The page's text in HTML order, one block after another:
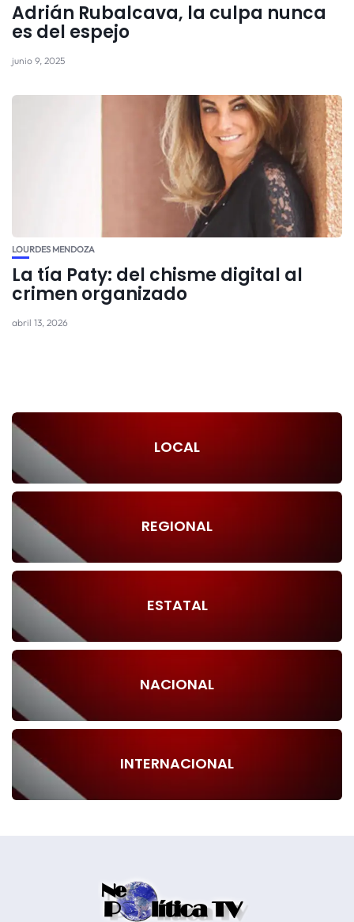
Adrián Rubalcava, la culpa nunca
es del espejo
junio 9, 2025
LOURDES MENDOZA
La tía Paty: del chisme digital al
crimen organizado
abril 13, 2026
LOCAL
REGIONAL
ESTATAL
NACIONAL
INTERNACIONAL